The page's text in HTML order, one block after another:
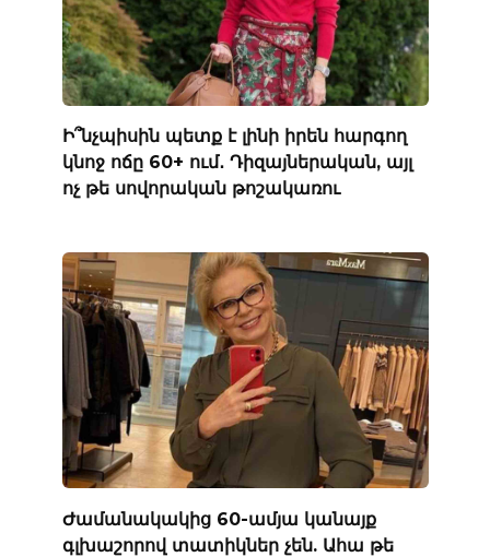
Ի՞նչպիսին պետք է լինի իրեն հարգող
կնոջ ոճը 60+ ում․ Դիզայներական, այլ
ոչ թե սովորական թոշակառու
Ժամանակակից 60-ամյա կանայք
գլխաշորով տատիկներ չեն. Ահա թե